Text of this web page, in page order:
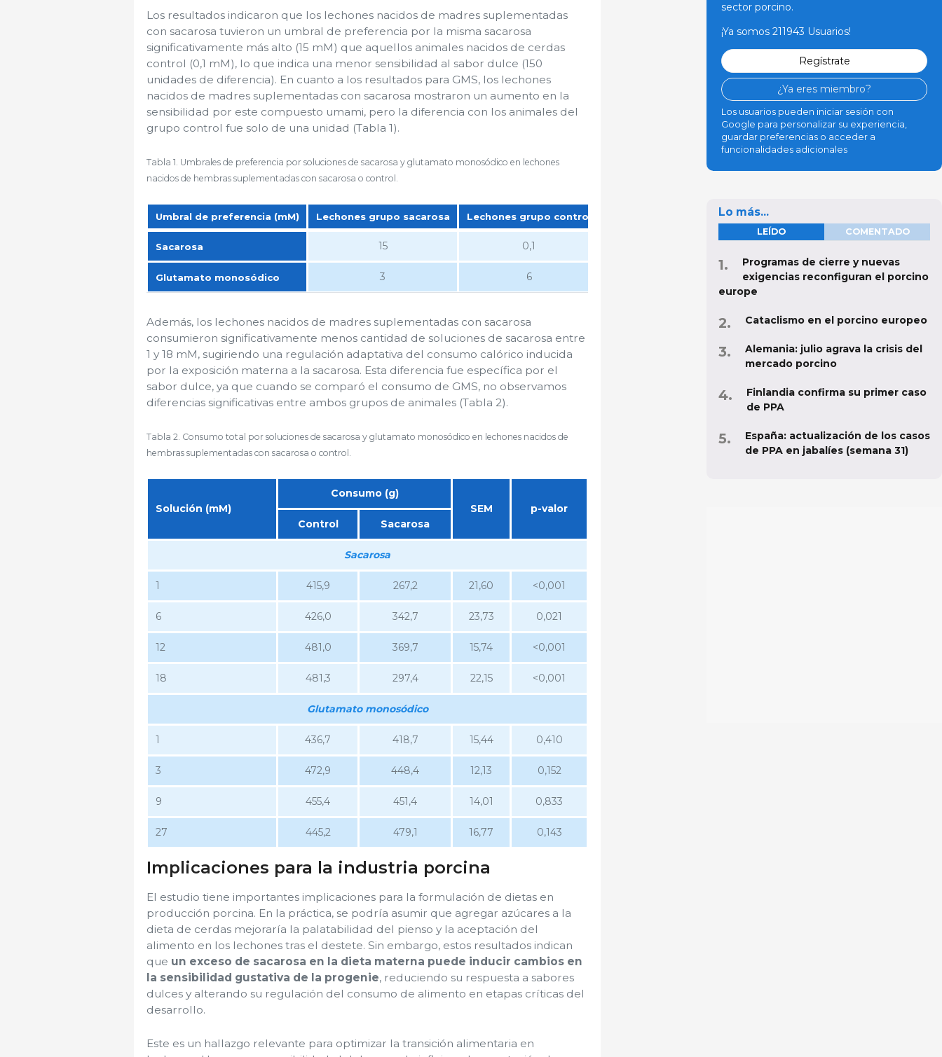
Los resultados indicaron que los lechones nacidos de madres suplementadas
con sacarosa tuvieron un umbral de preferencia por la misma sacarosa
significativamente más alto (15 mM) que aquellos animales nacidos de cerdas
control (0,1 mM), lo que indica una menor sensibilidad al sabor dulce (150
unidades de diferencia). En cuanto a los resultados para GMS, los lechones
nacidos de madres suplementadas con sacarosa mostraron un aumento en la
sensibilidad por este compuesto umami, pero la diferencia con los animales del
grupo control fue solo de una unidad (Tabla 1).
Tabla 1. Umbrales de preferencia por soluciones de sacarosa y glutamato monosódico en lechones
nacidos de hembras suplementadas con sacarosa o control.
Umbral de preferencia (mM) Lechones grupo sacarosa Lechones grupo control
Sensibilidad por el sabor
Umbral de preferencia (mM)
Lechones grupo sacarosa Lechones grupo control
Sacarosa
15 0,1
Glutamato monosódico 3 6
Además, los lechones nacidos de madres suplementadas con sacarosa
consumieron significativamente menos cantidad de soluciones de sacarosa entre
1 y 18 mM, sugiriendo una regulación adaptativa del consumo calórico inducida
por la exposición materna a la sacarosa. Esta diferencia fue específica por el
sabor dulce, ya que cuando se comparó el consumo de GMS, no observamos
diferencias significativas entre ambos grupos de animales (Tabla 2).
Tabla 2. Consumo total por soluciones de sacarosa y glutamato monosódico en lechones nacidos de
hembras suplementadas con sacarosa o control.
Solución (mM)
Consumo (g)
SEM
p-valor
Control
Sacarosa
Sacarosa
1 415,9 267,2 21,60 <0,001
6 426,0 342,7 23,73 0,021
12 481,0 369,7 15,74 <0,001
18 481,3 297,4 22,15 <0,001
Glutamato monosódico
1 436,7 418,7 15,44 0,410
3 472,9 448,4 12,13 0,152
9 455,4 451,4 14,01 0,833
27 445,2 479,1 16,77 0,143
Implicaciones para la industria porcina
El estudio tiene importantes implicaciones para la formulación de dietas en
producción porcina. En la práctica, se podría asumir que agregar azúcares a la
dieta de cerdas mejoraría la palatabilidad del pienso y la aceptación del
alimento en los lechones tras el destete. Sin embargo, estos resultados indican
que un exceso de sacarosa en la dieta materna puede inducir cambios en
la sensibilidad gustativa de la progenie, reduciendo su respuesta a sabores
dulces y alterando su regulación del consumo de alimento en etapas críticas del
desarrollo.
Este es un hallazgo relevante para optimizar la transición alimentaria en
sector porcino.
¡Ya somos 211943 Usuarios!
Regístrate
¿Ya eres miembro?
Los usuarios pueden iniciar sesión con
Google para personalizar su experiencia,
guardar preferencias o acceder a
funcionalidades adicionales
Lo más...
LEÍDO COMENTADO
Programas de cierre y nuevas
exigencias reconfiguran el porcino
europe
Cataclismo en el porcino europeo
Alemania: julio agrava la crisis del
mercado porcino
Finlandia confirma su primer caso
de PPA
España: actualización de los casos
de PPA en jabalíes (semana 31)